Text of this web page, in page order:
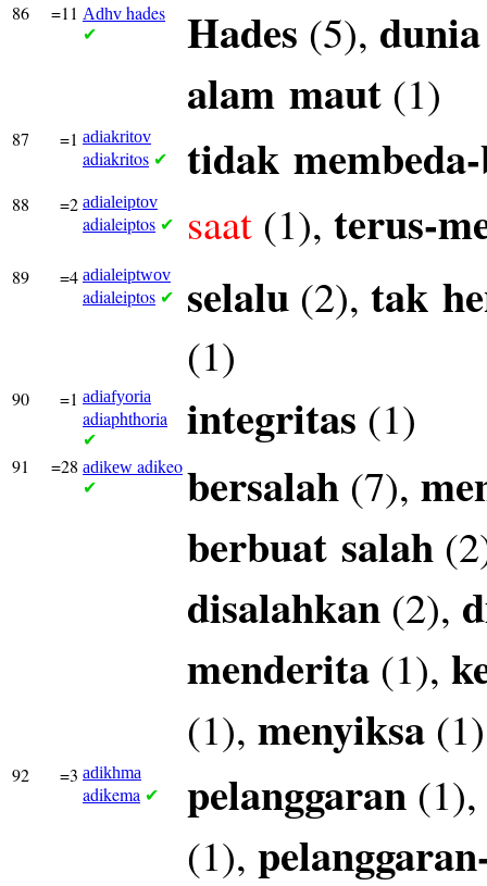
86 =11 Adhv hades
✔ Hades (5), dunia
alam maut (1)
87 =1 adiakritov
adiakritos ✔ tidak
88 =2 adialeiptov
adialeiptos ✔ saat (1), terus-
89 =4 adialeiptwov
adialeiptos ✔ selalu (2), tak
(1)
90 =1 adiafyoria
adiaphthoria
✔ integritas (1)
91 =28 adikew adikeo
✔ bersalah (7),
berbuat salah
disalahkan (2),
menderita (1),
(1), menyiksa
92 =3 adikhma
adikema ✔ pelanggaran (1),
(1),